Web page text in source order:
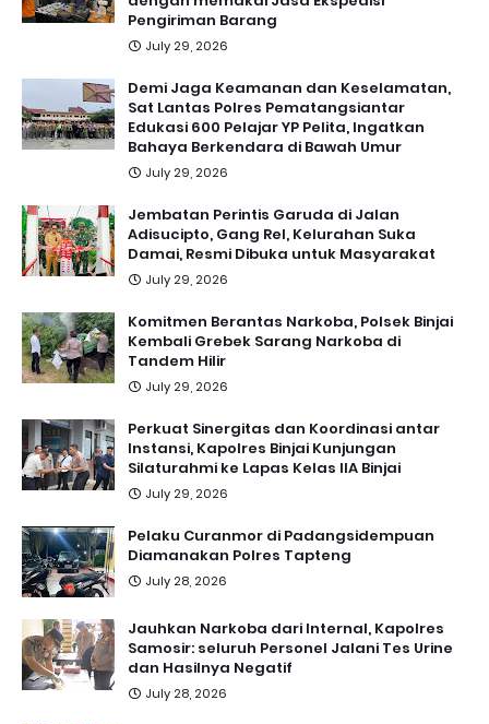
Pengiriman Barang
July 29, 2026
Demi Jaga Keamanan dan Keselamatan,
Sat Lantas Polres Pematangsiantar
Edukasi 600 Pelajar YP Pelita, Ingatkan
Bahaya Berkendara di Bawah Umur
July 29, 2026
Jembatan Perintis Garuda di Jalan
Adisucipto, Gang Rel, Kelurahan Suka
Damai, Resmi Dibuka untuk Masyarakat
July 29, 2026
Komitmen Berantas Narkoba, Polsek Binjai
Kembali Grebek Sarang Narkoba di
Tandem Hilir
July 29, 2026
Perkuat Sinergitas dan Koordinasi antar
Instansi, Kapolres Binjai Kunjungan
Silaturahmi ke Lapas Kelas IIA Binjai
July 29, 2026
Pelaku Curanmor di Padangsidempuan
Diamanakan Polres Tapteng
July 28, 2026
Jauhkan Narkoba dari Internal, Kapolres
Samosir: seluruh Personel Jalani Tes Urine
dan Hasilnya Negatif
July 28, 2026